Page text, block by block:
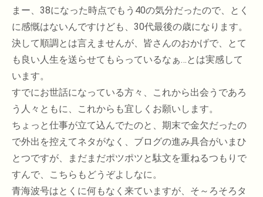
まー、38になった時点でもう40の気分だったので、とく
に感慨はないんですけども、30代最後の歳になります。
決して順調とは言えませんが、皆さんのおかげで、とて
も良い人生を送らせてもらっているなぁ…とは実感して
います。
すでにお世話になっている方々、これから出会うであろ
う人々ともに、これからも宜しくお願いします。
ちょっと仕事が立て込んでたのと、期末で金欠だったの
で外出を控えてネタがなく、ブログの進み具合がいまひ
とつですが、まだまだポツポツと駄文を重ねるつもりで
すんで、こちらもどうぞよしなに。
青海波号はとくに何もなく来ていますが、そ～ろそろタ